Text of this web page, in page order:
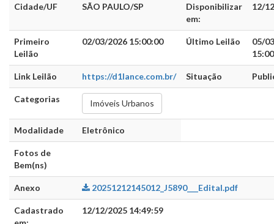
Cidade/UF SÃO PAULO/SP
Disponibilizar
em:
12/
Primeiro
Leilão
02/03/2026 15:00:00 Último Leilão
05/
Link Leilão https://d1lance.com.br/ Situação
Categorias Imóveis Urbanos
Modalidade Eletrônico
Fotos de
Bem(ns)
Anexo 20251212145012_J5890___Edital.pdf
Cadastrado
12/12/2025 14:49:59